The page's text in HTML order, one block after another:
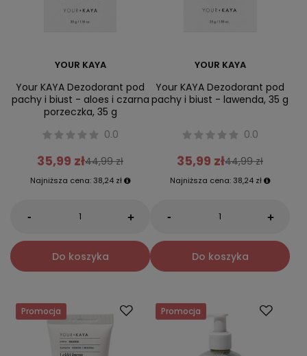
YOUR KAYA
Your KAYA Dezodorant pod
pachy i biust - aloes i czarna
porzeczka, 35 g
0.0
35,99 zł44,99 zł
Najniższa cena: 38,24 zł
- +
Do koszyka
YOUR KAYA
Your KAYA Dezodorant pod
pachy i biust - lawenda, 35 g
0.0
35,99 zł44,99 zł
Najniższa cena: 38,24 zł
- +
Do koszyka
Promocja Promocja